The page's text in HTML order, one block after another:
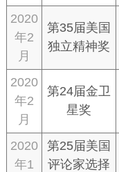
2020
年2
月
第35届美国
独立精神奖
2020
年2
月
第24届金卫
星奖
2020
年1
第25届美国
评论家选择